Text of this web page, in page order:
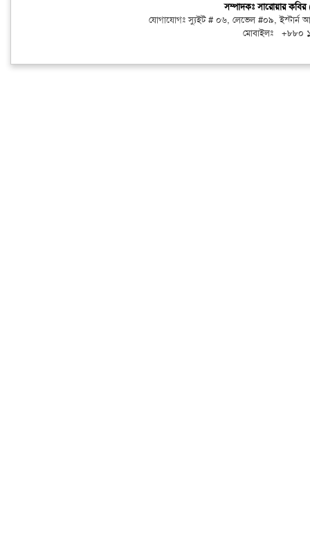
সম্পাদকঃ সারোয়ার
যোগাযোগঃ স্যুইট # ০৬, লেভেল #০৯, ইস্টার্ন
মোবাইলঃ +৮৮০